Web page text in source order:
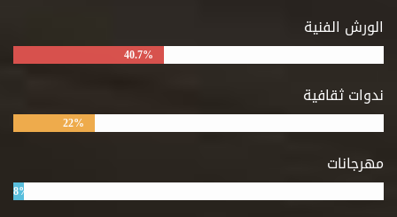
الورش الفنية
40.7%
ندوات ثقافية
22%
مهرجانات
8%